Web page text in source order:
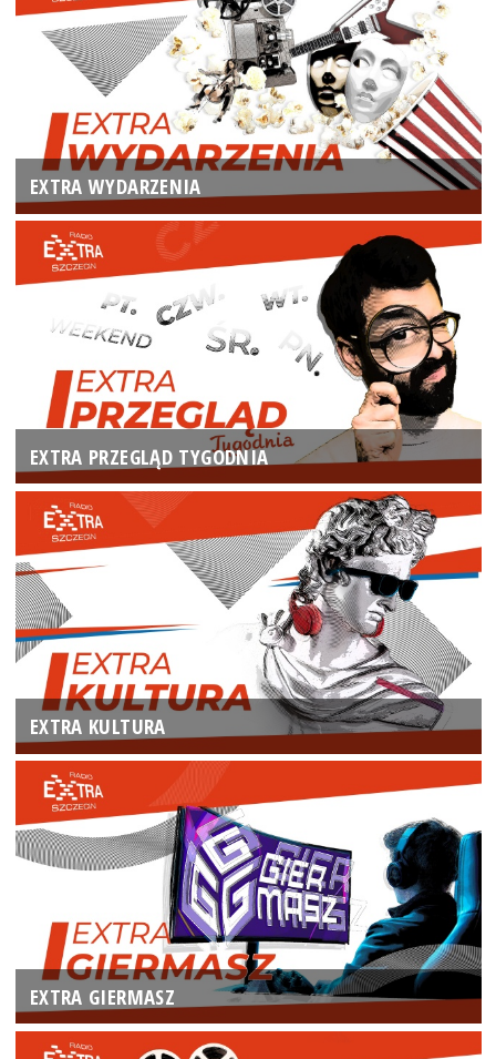
EXTRA WYDARZENIA
EXTRA PRZEGLĄD TYGODNIA
EXTRA KULTURA
EXTRA GIERMASZ